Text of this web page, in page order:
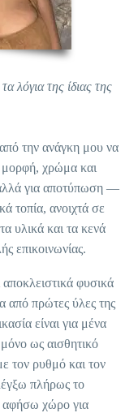
λόγια της ίδιας της
την ανάγκη μου να
μορφή, χρώμα και
για αποτύπωση —
τοπία, ανοιχτά σε
υλικά και τα κενά
επικοινωνίας.
φυσικά
από πρώτες ύλες της
είναι για μένα
ως αισθητικό
τον ρυθμό και τον
πλήρως το
αφήσω χώρο για